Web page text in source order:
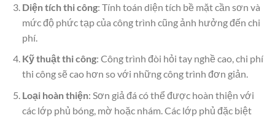
Diện tích thi công: Tính toán diện tích bề mặt cần sơn và
mức độ phức tạp của công trình cũng ảnh hưởng đến chi
phí.
Kỹ thuật thi công: Công trình đòi hỏi tay nghề cao, chi phí
thi công sẽ cao hơn so với những công trình đơn giản.
Loại hoàn thiện: Sơn giả đá có thể được hoàn thiện với
các lớp phủ bóng, mờ hoặc nhám. Các lớp phủ đặc biệt